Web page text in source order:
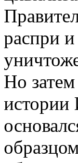
распри
Но
истории